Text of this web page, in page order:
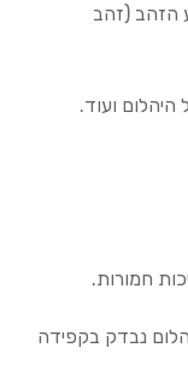
הזהב (זהב
היהלום ועוד.
חמורות.
נבדק בקפידה